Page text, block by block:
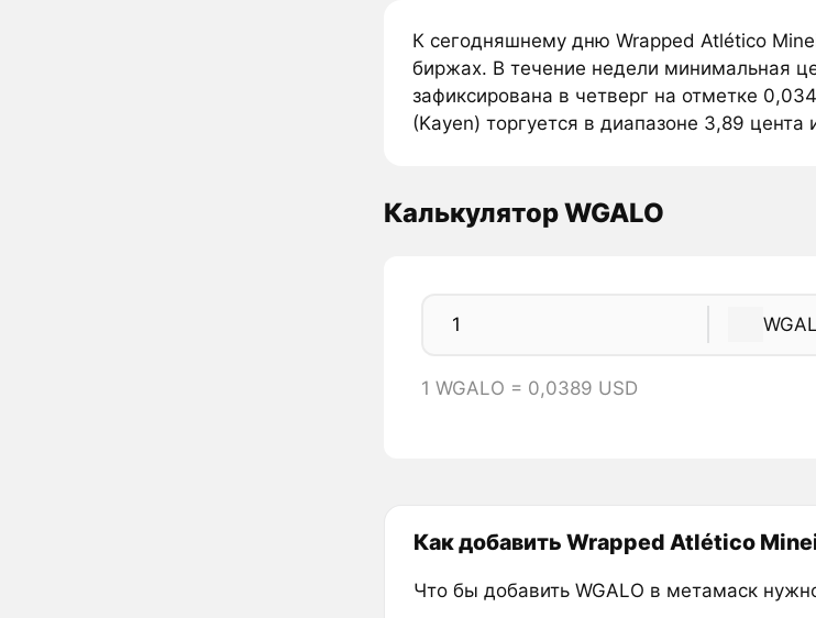
К сегодняшнему дню Wrapped Atlético
биржах. В течение недели минимальная
зафиксирована в четверг на отметке
(Kayen) торгуется в диапазоне 3,89 цента
Калькулятор WGALO
1 WGALO = 0,0389 USD
Как добавить Wrapped Atlético
Что бы добавить WGALO в метамаск